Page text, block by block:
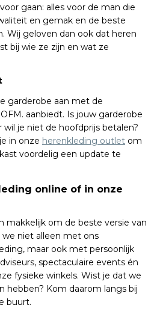
gaan: alles voor de man die
en gemak en de beste
Wij geloven dan ook dat heren
bij wie ze zijn en wat ze
garderobe aan met de
aanbiedt. Is jouw garderobe
je niet de hoofdprijs betalen?
in onze herenkleding outlet om
voordelig een update te
online of in onze
makkelijk om de beste versie van
niet alleen met ons
maar ook met persoonlijk
spectaculaire events én
fysieke winkels. Wist je dat we
hebben? Kom daarom langs bij
buurt.